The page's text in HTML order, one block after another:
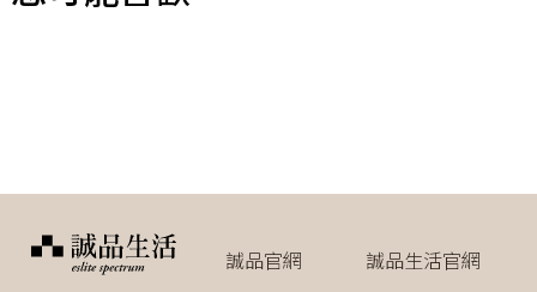
誠品官網 誠品生活官網